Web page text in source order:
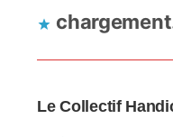
Le Collectif